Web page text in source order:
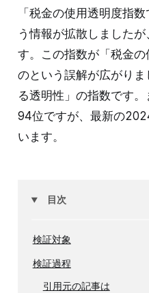
「税金の使用透明度指
う情報が拡散しました
す。この指数が「税金
のという誤解が広がり
る透明性」の指数です
94位ですが、最新の
います。
目次
検証対象
検証過程
引用元の記事は